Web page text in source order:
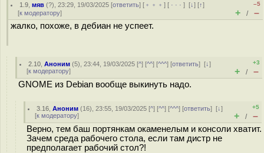
1.9 ,мяв (?), 23:29, 19/03/2025 [ответить] [ ﹢﹢﹢] [ · · ·][↓] [↑]
[к модератору]
–5
+ / –
жалко, похоже, в дебиан не успеет.
2.10 ,Аноним (5), 23:44, 19/03/2025 [^] [^^] [^^^] [ответить][↓]
[к модератору]
+3
+ / –
GNOME из Debian вообще выкинуть надо.
3.16 ,Аноним (16), 23:55, 19/03/2025 [^] [^^] [^^^] [ответить][↓]
[к модератору]
+5
+ / –
Верно, тем баш портянкам окаменелым и консоли хватит.
Зачем среда рабочего стола, если там дистр не
предполагает рабочий стол?!